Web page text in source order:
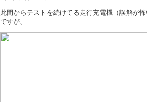
此間からテストを続けてる走行充電機（誤解が
ですが、